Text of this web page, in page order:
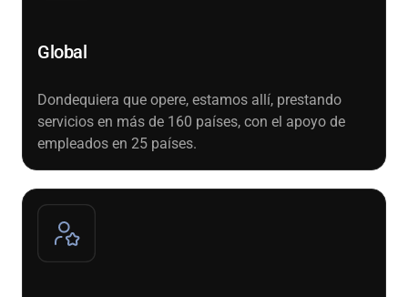
Global
Dondequiera que opere, estamos allí, prestando
servicios en más de 160 países, con el apoyo de
empleados en 25 países.